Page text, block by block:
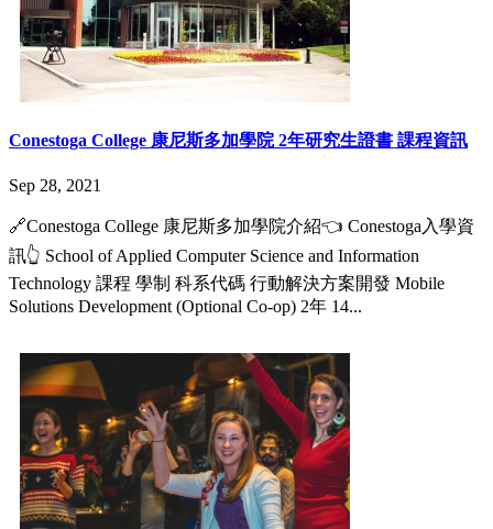
Conestoga College 康尼斯多加學院 2年研究生證書 課程資訊
Sep 28, 2021
🔗Conestoga College 康尼斯多加學院介紹👈 Conestoga入學資
訊👆 School of Applied Computer Science and Information
Technology 課程 學制 科系代碼 行動解決方案開發 Mobile
Solutions Development (Optional Co-op) 2年 14...